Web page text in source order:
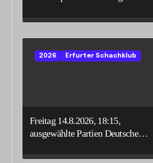
2026 Erfurter Schachklub
Freitag 14.8.2026, 18:15,
ausgewählte Partien Deutsche